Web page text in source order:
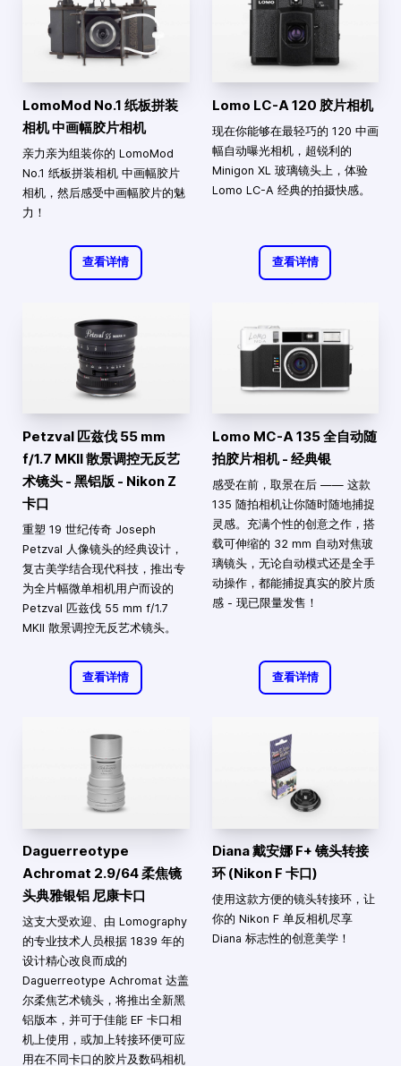
LomoMod No.1 纸板拼装
相机 中画幅胶片相机
亲力亲为组装你的 LomoMod
No.1 纸板拼装相机 中画幅胶片
相机，然后感受中画幅胶片的魅
力！
查看详情
Lomo LC-A 120 胶片相机
现在你能够在最轻巧的 120 中画
幅自动曝光相机，超锐利的
Minigon XL 玻璃镜头上，体验
Lomo LC-A 经典的拍摄快感。
查看详情
Petzval 匹兹伐 55 mm
f/1.7 MKII 散景调控无反艺
术镜头 - 黑铝版 - Nikon Z
卡口
重塑 19 世纪传奇 Joseph
Petzval 人像镜头的经典设计，
复古美学结合现代科技，推出专
为全片幅微单相机用户而设的
Petzval 匹兹伐 55 mm f/1.7
MKII 散景调控无反艺术镜头。
查看详情
Lomo MC-A 135 全自动随
拍胶片相机 - 经典银
感受在前，取景在后 —— 这款
135 随拍相机让你随时随地捕捉
灵感。充满个性的创意之作，搭
载可伸缩的 32 mm 自动对焦玻
璃镜头，无论自动模式还是全手
动操作，都能捕捉真实的胶片质
感 - 现已限量发售！
查看详情
Daguerreotype
Achromat 2.9/64 柔焦镜
头典雅银铝 尼康卡口
这支大受欢迎、由 Lomography
的专业技术人员根据 1839 年的
设计精心改良而成的
Daguerreotype Achromat 达盖
尔柔焦艺术镜头，将推出全新黑
铝版本，并可于佳能 EF 卡口相
机上使用，或加上转接环便可应
用在不同卡口的胶片及数码相机
Diana 戴安娜 F+ 镜头转接
环 (Nikon F 卡口)
使用这款方便的镜头转接环，让
你的 Nikon F 单反相机尽享
Diana 标志性的创意美学！